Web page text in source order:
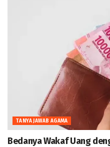
TANYA JAWAB AGAMA
Bedanya Wakaf Uang